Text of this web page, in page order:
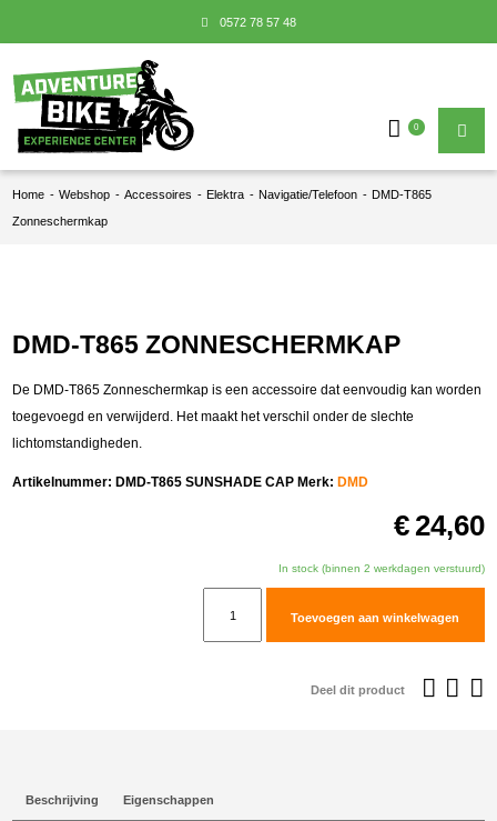
0572 78 57 48
0
Home - Webshop - Accessoires - Elektra - Navigatie/Telefoon - DMD-T865
Zonneschermkap
DMD-T865 ZONNESCHERMKAP
Artikelnummer: DMD-T865 SUNSHADE CAP Merk: DMD
De DMD-T865 Zonneschermkap is een accessoire dat eenvoudig kan worden
toegevoegd en verwijderd. Het maakt het verschil onder de slechte
lichtomstandigheden.
€24,60
In stock (binnen 2 werkdagen verstuurd)
Toevoegen aan winkelwagen
Deel dit product
Beschrijving Eigenschappen